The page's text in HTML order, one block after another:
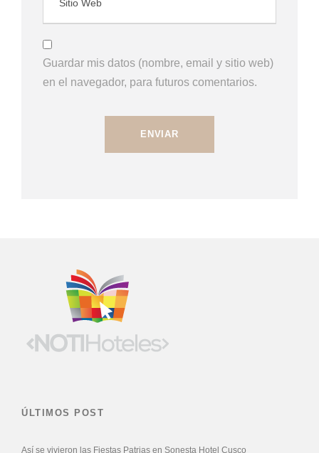
Guardar mis datos (nombre, email y sitio web)
en el navegador, para futuros comentarios.
ÚLTIMOS POST
Así se vivieron las Fiestas Patrias en Sonesta Hotel Cusco